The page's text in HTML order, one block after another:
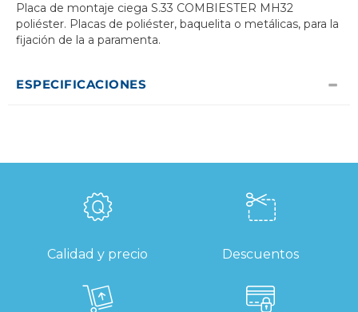
Placa de montaje ciega S.33 COMBIESTER MH32
poliéster. Placas de poliéster, baquelita o metálicas, para la
fijación de la a paramenta.
ESPECIFICACIONES
Calidad y precio Descuentos